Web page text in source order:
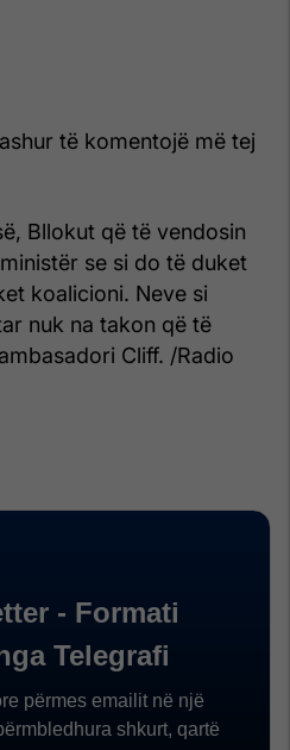
të komentojë më tej
Bllokut që të vendosin
se si do të duket
koalicioni. Neve si
nuk na takon që të
Cliff. /Radio